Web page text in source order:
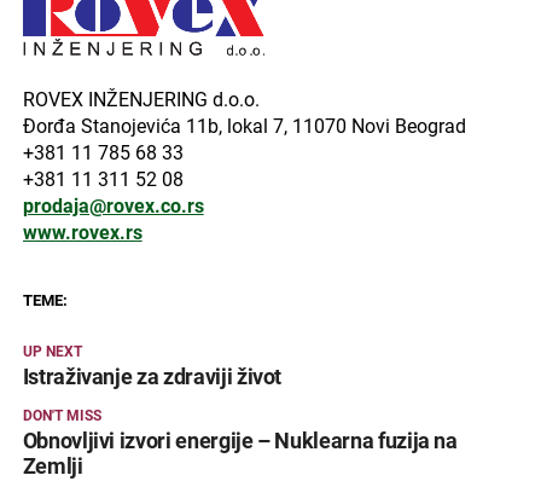
ROVEX INŽENJERING d.o.o.
Đorđa Stanojevića 11b, lokal 7, 11070 Novi Beograd
+381 11 785 68 33
+381 11 311 52 08
prodaja@rovex.co.rs
www.rovex.rs
TEME:
UP NEXT
Istraživanje za zdraviji život
DON'T MISS
Obnovljivi izvori energije – Nuklearna fuzija na
Zemlji